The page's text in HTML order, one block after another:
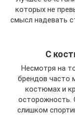
которых не
смысл надевать
С
Несмотря на
брендов часто
костюмах и
осторожность.
слишком